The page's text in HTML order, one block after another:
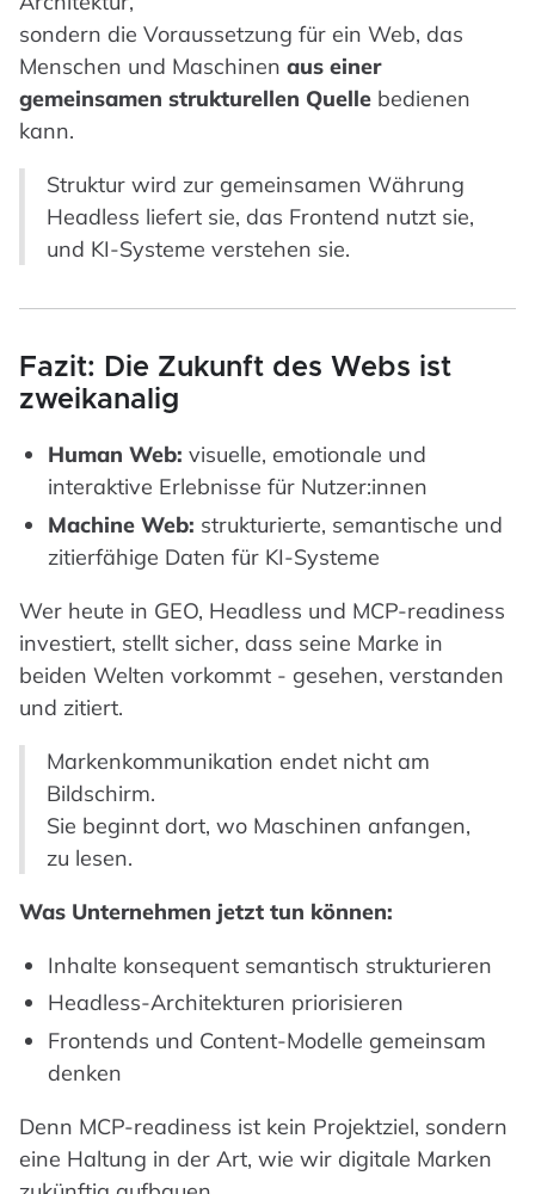
sondern die Voraussetzung für ein Web, das
Menschen und Maschinen aus einer
gemeinsamen strukturellen Quelle bedienen
kann.
Struktur wird zur gemeinsamen Währung
Headless liefert sie, das Frontend nutzt sie,
und KI-Systeme verstehen sie.
Fazit: Die Zukunft des Webs ist
zweikanalig
Human Web: visuelle, emotionale und
interaktive Erlebnisse für Nutzer:innen
Machine Web: strukturierte, semantische und
zitierfähige Daten für KI-Systeme
Wer heute in GEO, Headless und MCP-readiness
investiert, stellt sicher, dass seine Marke in
beiden Welten vorkommt - gesehen, verstanden
und zitiert.
Markenkommunikation endet nicht am
Bildschirm.
Sie beginnt dort, wo Maschinen anfangen,
zu lesen.
Was Unternehmen jetzt tun können:
Inhalte konsequent semantisch strukturieren
Headless-Architekturen priorisieren
Frontends und Content-Modelle gemeinsam
denken
Denn MCP-readiness ist kein Projektziel, sondern
eine Haltung in der Art, wie wir digitale Marken